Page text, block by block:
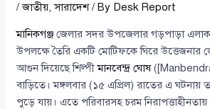
/জাতীয়,সারাদেশ/ By Desk Report
মানিকগঞ্জ জেলার সদর উপজেলার গড়পাড়া
উপলক্ষে তৈরি একটি মোটিফকে ঘিরে উত্তেজনার
আগুন দিয়েছে শিল্পীমানবেন্দ্র ঘোষ
বাড়িতে। মঙ্গলবার (১৫ এপ্রিল) রাতের এ ঘটনায়
পুড়ে যায়। এতে পরিবারসহ চরম